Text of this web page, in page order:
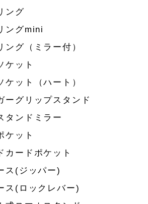
ング
ングmini
ング（ミラー付）
ケット
ケット（ハート）
ーグリップスタンド
タンドミラー
ケット
カードポケット
ス(ジッパー)
ス(ロックレバー)